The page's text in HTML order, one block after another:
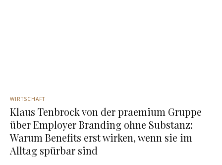
WIRTSCHAFT
Klaus Tenbrock von der praemium Gruppe
über Employer Branding ohne Substanz:
Warum Benefits erst wirken, wenn sie im
Alltag spürbar sind